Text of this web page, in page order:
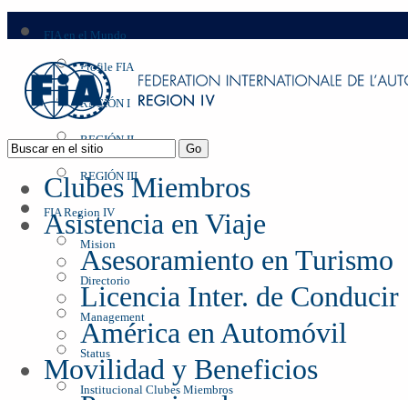
FIA en el Mundo
Profile FIA
REGIÓN I
REGIÓN II
REGIÓN III
FIA Region IV
Mision
Directorio
Management
Status
Institucional Clubes Miembros
Clubes Miembros
Asistencia en Viaje
Asesoramiento en Turismo
Licencia Inter. de Conducir
América en Automóvil
Movilidad y Beneficios